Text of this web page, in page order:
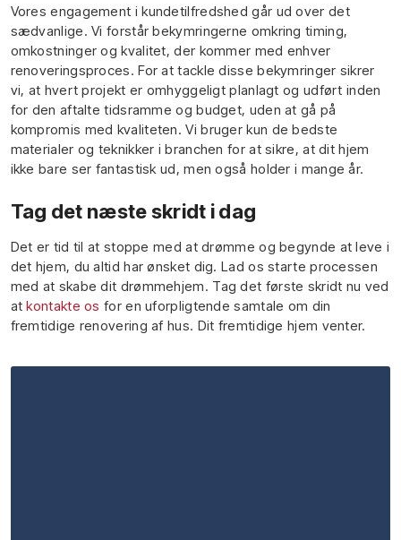
Vores engagement i kundetilfredshed går ud over det
sædvanlige. Vi forstår bekymringerne omkring timing,
omkostninger og kvalitet, der kommer med enhver
renoveringsproces. For at tackle disse bekymringer sikrer
vi, at hvert projekt er omhyggeligt planlagt og udført inden
for den aftalte tidsramme og budget, uden at gå på
kompromis med kvaliteten. Vi bruger kun de bedste
materialer og teknikker i branchen for at sikre, at dit hjem
ikke bare ser fantastisk ud, men også holder i mange år.
Tag det næste skridt i dag
Det er tid til at stoppe med at drømme og begynde at leve i
det hjem, du altid har ønsket dig. Lad os starte processen
med at skabe dit drømmehjem. Tag det første skridt nu ved
atkontakte os for en uforpligtende samtale om din
fremtidige renovering af hus. Dit fremtidige hjem venter.